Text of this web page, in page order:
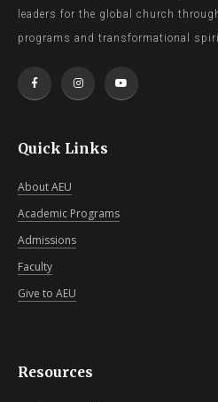
leaders for the global church
programs and transformational
Quick Links
About AEU
Academic Programs
Admissions
Faculty
Give to AEU
Resources